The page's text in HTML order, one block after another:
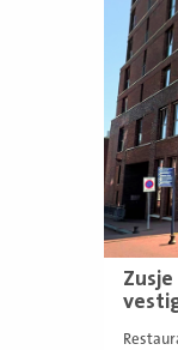
Lees
meer